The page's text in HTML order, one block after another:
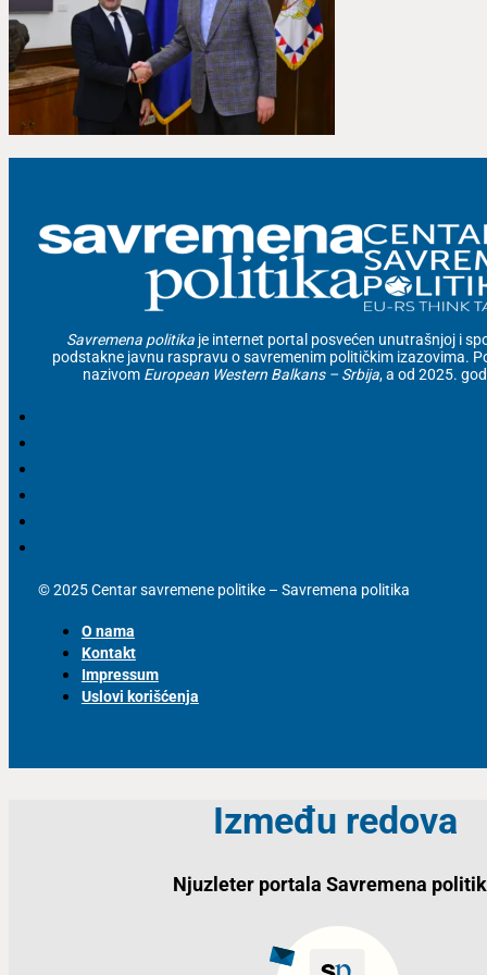
Savremena politika je internet portal posvećen unutrašnjoj i
podstakne javnu raspravu o savremenim političkim izazovima.
nazivom European Western Balkans – Srbija, a od 2025.
© 2025 Centar savremene politike – Savremena politika
O nama
Kontakt
Impressum
Uslovi korišćenja
Između redova
Njuzleter portala Savremena